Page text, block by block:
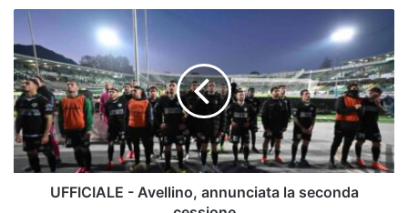
UFFICIALE
Avellino,
annunciata
la
seconda
cessione
UFFICIALE - Avellino, annunciata la seconda